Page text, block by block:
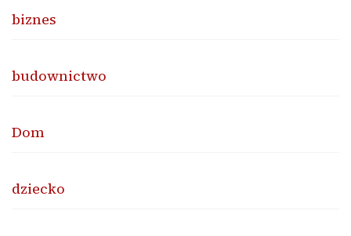
biznes
budownictwo
Dom
dziecko